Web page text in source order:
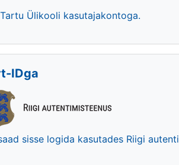
Ülikooli kasutajakontoga.
IDga
sisse logida kasutades Riigi